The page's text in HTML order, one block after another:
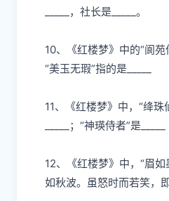
_____，社⻓是 _____。
10、《红楼梦》中的“阆苑
“美⽟⽆瑕”指的是
11、《红楼梦》中，“绛珠
_____；“神瑛侍者”是_____
12、《红楼梦》中，“眉如
如秋波。虽怒时⽽若笑，